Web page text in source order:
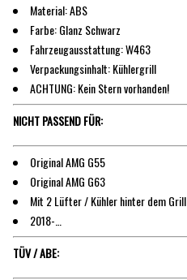
Material: ABS
Farbe: Glanz Schwarz
Fahrzeugausstattung: W463
Verpackungsinhalt: Kühlergrill
ACHTUNG: Kein Stern vorhanden!
NICHT PASSEND FÜR:
Original AMG G55
Original AMG G63
Mit 2 Lüfter / Kühler hinter dem Grill
2018-…
TÜV / ABE: